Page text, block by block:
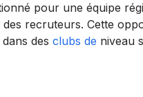
pour une équipe
recruteurs. Cette
des clubs de niveau